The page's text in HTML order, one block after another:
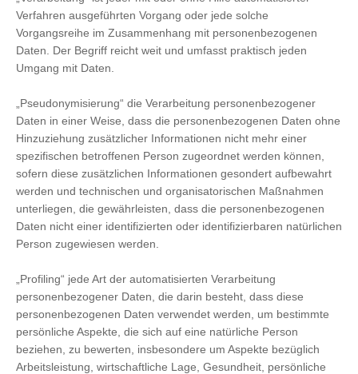
Verfahren ausgeführten Vorgang oder jede solche
Vorgangsreihe im Zusammenhang mit personenbezogenen
Daten. Der Begriff reicht weit und umfasst praktisch jeden
Umgang mit Daten.
„Pseudonymisierung“ die Verarbeitung personenbezogener
Daten in einer Weise, dass die personenbezogenen Daten ohne
Hinzuziehung zusätzlicher Informationen nicht mehr einer
spezifischen betroffenen Person zugeordnet werden können,
sofern diese zusätzlichen Informationen gesondert aufbewahrt
werden und technischen und organisatorischen Maßnahmen
unterliegen, die gewährleisten, dass die personenbezogenen
Daten nicht einer identifizierten oder identifizierbaren natürlichen
Person zugewiesen werden.
„Profiling“ jede Art der automatisierten Verarbeitung
personenbezogener Daten, die darin besteht, dass diese
personenbezogenen Daten verwendet werden, um bestimmte
persönliche Aspekte, die sich auf eine natürliche Person
beziehen, zu bewerten, insbesondere um Aspekte bezüglich
Arbeitsleistung, wirtschaftliche Lage, Gesundheit, persönliche